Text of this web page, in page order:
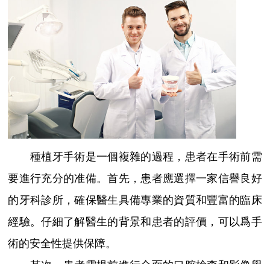
種植牙手術是一個複雜的過程，患者在手術前需
要進行充分的准備。首先，患者應選擇一家信譽良好
的牙科診所，確保醫生具備專業的資質和豐富的臨床
經驗。仔細了解醫生的背景和患者的評價，可以爲手
術的安全性提供保障。